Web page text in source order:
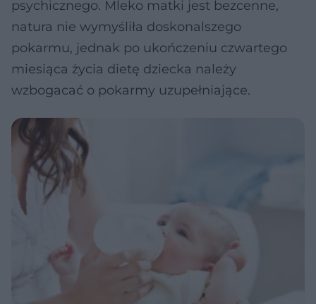
psychicznego. Mleko matki jest bezcenne,
natura nie wymyśliła doskonalszego
pokarmu, jednak po ukończeniu czwartego
miesiąca życia dietę dziecka należy
wzbogacać o pokarmy uzupełniające.